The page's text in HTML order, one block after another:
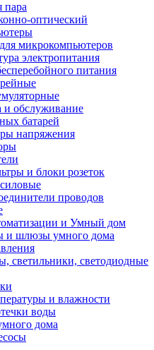
пара
оптический
микрокомпьютеров
электропитания
питания
и обслуживание
батарей
напряжения
и блоки розеток
проводов
и Умный дом
и шлюзы умного дома
светильники, светодиодные
и влажности
воды
дома